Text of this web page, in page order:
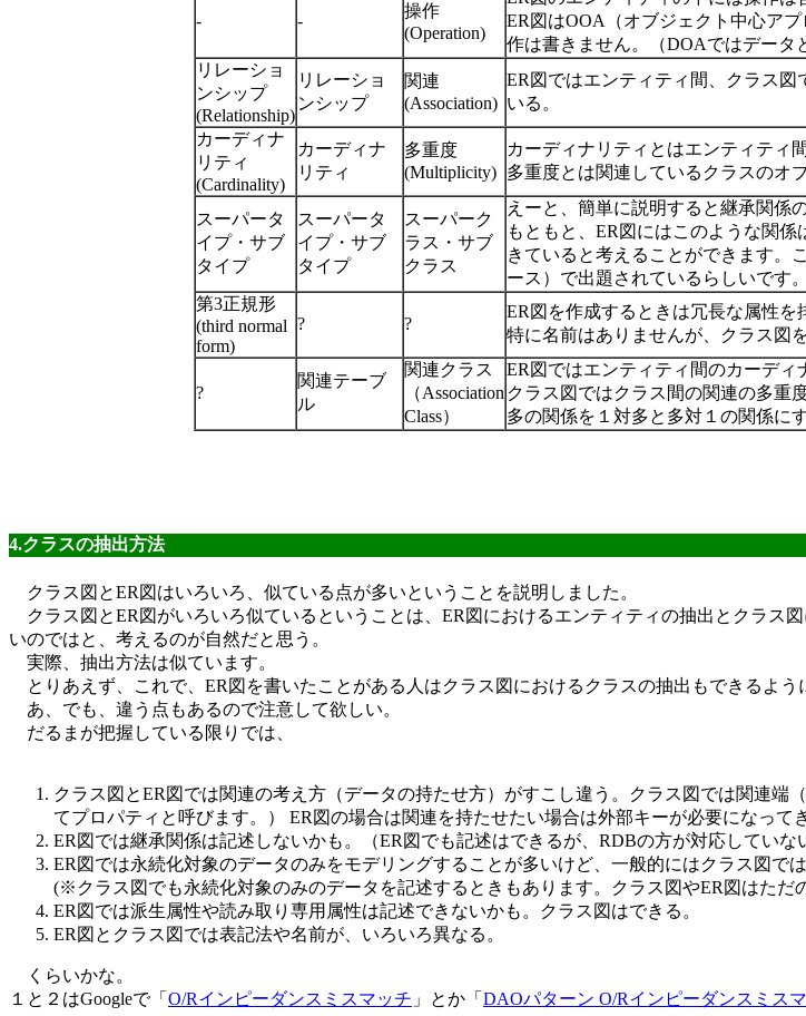
- -
操作
(Operation)
ER図はOOA（オブジェクト中心ア
作は書きません。（DOAではデータ
リレーショ
ンシップ
(Relationship)
リレーショ
ンシップ
関連
(Association)
ER図ではエンティティ間、クラス
いる。
カーディナ
リティ
(Cardinality)
カーディナ
リティ
多重度
(Multiplicity)
カーディナリティとはエンティティ
多重度とは関連しているクラスのオ
スーパータ
イプ・サブ
タイプ
スーパータ
イプ・サブ
タイプ
スーパーク
ラス・サブ
クラス
えーと、簡単に説明すると継承関係
もともと、ER図にはこのような関
きていると考えることができます。
ース）で出題されているらしいです。
第3正規形
(third normal
form)
? ?
ER図を作成するときは冗長な属性を
特に名前はありませんが、クラス図
?
関連テーブ
ル
関連クラス
（Association
Class）
ER図ではエンティティ間のカーディ
クラス図ではクラス間の関連の多重
多の関係を１対多と多対１の関係に
4.クラスの抽出方法
クラス図とER図はいろいろ、似ている点が多いということを説明しました。
クラス図とER図がいろいろ似ているということは、ER図におけるエンティティの抽出とクラス
いのではと、考えるのが自然だと思う。
実際、抽出方法は似ています。
とりあえず、これで、ER図を書いたことがある人はクラス図におけるクラスの抽出もできるよう
あ、でも、違う点もあるので注意して欲しい。
だるまが把握している限りでは、
クラス図とER図では関連の考え方（データの持たせ方）がすこし違う。クラス図では関連
てプロパティと呼びます。） ER図の場合は関連を持たせたい場合は外部キーが必要になって
ER図では継承関係は記述しないかも。（ER図でも記述はできるが、RDBの方が対応していな
ER図では永続化対象のデータのみをモデリングすることが多いけど、一般的にはクラス図では
(※クラス図でも永続化対象のみのデータを記述するときもあります。クラス図やER図はた
ER図では派生属性や読み取り専用属性は記述できないかも。クラス図はできる。
ER図とクラス図では表記法や名前が、いろいろ異なる。
くらいかな。
１と２はGoogleで「 O/Rインピーダンスミスマッチ 」とか「 DAOパターン O/Rインピーダンスミス